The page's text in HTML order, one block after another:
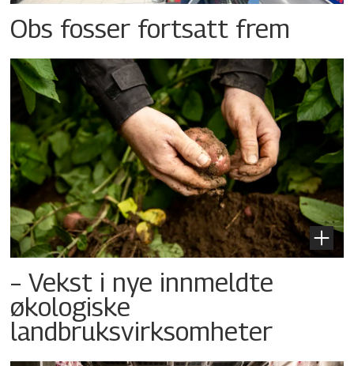
Obs fosser fortsatt frem
– Vekst i nye innmeldte
økologiske
landbruksvirksomheter